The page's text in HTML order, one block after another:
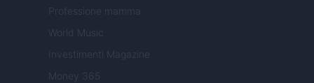
Professione mamma
World Music
Investimenti Magazine
Money 365